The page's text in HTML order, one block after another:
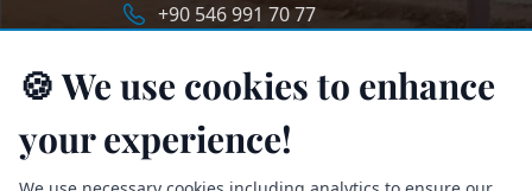
+90 546 991 70 77
info@longstaycyprus.com
🍪 We use cookies to enhance
your experience!